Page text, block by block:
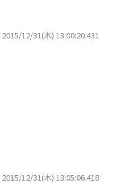
2015/12/31(木) 13:00:20.431
2015/12/31(木) 13:05:06.418